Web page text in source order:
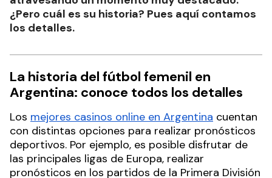
¿Pero cuál es su historia? Pues aquí contamos
los detalles.
La historia del fútbol femenil en
Argentina: conoce todos los detalles
Los mejores casinos online en Argentina cuentan
con distintas opciones para realizar pronósticos
deportivos. Por ejemplo, es posible disfrutar de
las principales ligas de Europa, realizar
pronósticos en los partidos de la Primera División